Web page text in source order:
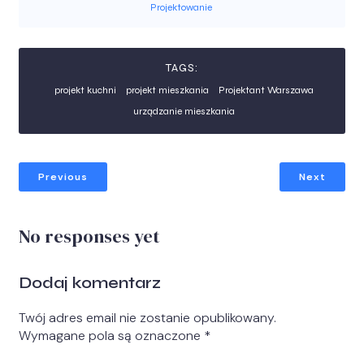
Projektowanie
TAGS:
projekt kuchni projekt mieszkania
Projektant Warszawa
urządzanie mieszkania
Previous Next
No responses yet
Dodaj komentarz
Twój adres email nie zostanie opublikowany.
Wymagane pola są oznaczone *